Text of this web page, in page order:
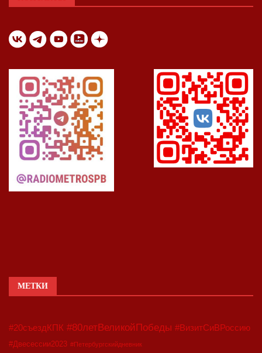
МЕТКИ
#20съездКПК #80летВеликойПобеды #ВизитСиВРоссию
#Двесессии2023 #Петербургскийдневник